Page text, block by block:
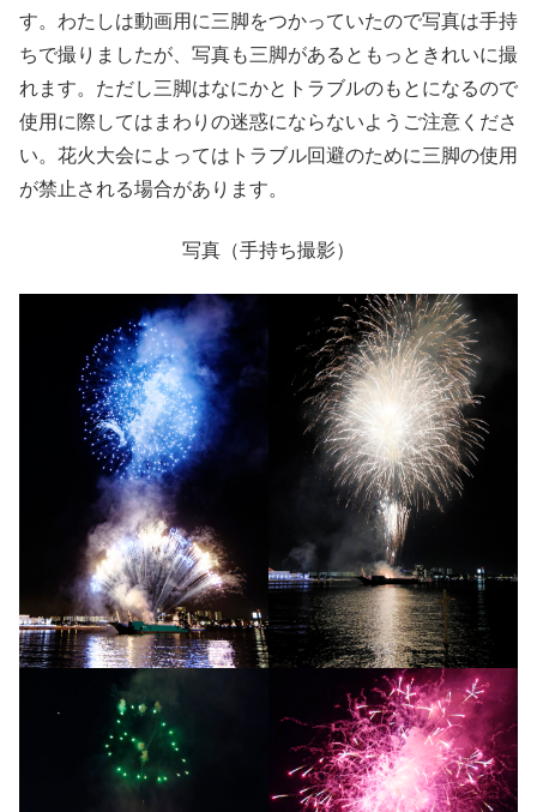
す。わたしは動画用に三脚をつかっていたので写真は手持
ちで撮りましたが、写真も三脚があるともっときれいに撮
れます。ただし三脚はなにかとトラブルのもとになるので
使用に際してはまわりの迷惑にならないようご注意くださ
い。花火大会によってはトラブル回避のために三脚の使用
が禁止される場合があります。
写真（手持ち撮影）